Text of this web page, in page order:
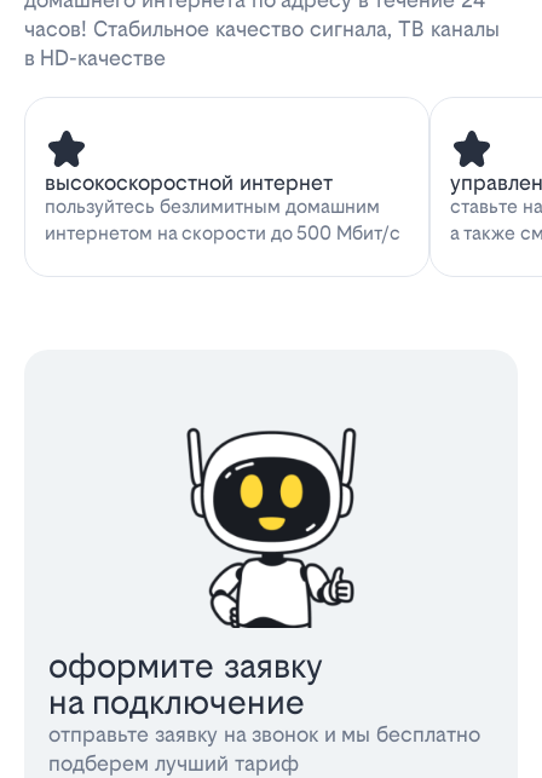
часов! Стабильное качество сигнала, ТВ каналы
в HD-качестве
высокоскоростной интернет
пользуйтесь безлимитным домашним
интернетом на скорости до 500 Мбит/с
ставьте
а также
оформите заявку
на подключение
отправьте заявку на звонок и мы бесплатно
подберем лучший тариф